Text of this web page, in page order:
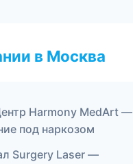
в Москва
Harmony MedArt —
под наркозом
Surgery Laser —